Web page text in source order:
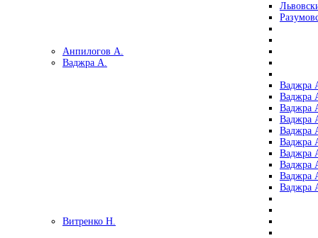
Анпилогов А.
Ваджра А.
Ваджра
Ваджра
Ваджра
Ваджра
Ваджра
Ваджра
Ваджра
Ваджра
Ваджра
Ваджра
Витренко Н.